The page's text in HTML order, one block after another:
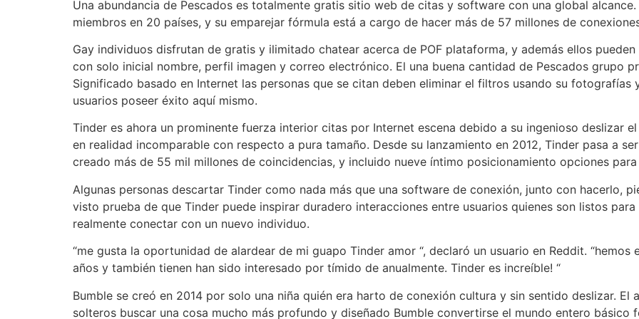
Una abundancia de Pescados es totalmente gratis sitio web de citas y software con una global
miembros en 20 países, y su emparejar fórmula está a cargo de hacer más de 57 millones de
Gay individuos disfrutan de gratis y ilimitado chatear acerca de POF plataforma, y además ellos
con solo inicial nombre, perfil imagen y correo electrónico. El una buena cantidad de Pescados grupo
Significado basado en Internet las personas que se citan deben eliminar el filtros usando su
usuarios poseer éxito aquí mismo.
Tinder es ahora un prominente fuerza interior citas por Internet escena debido a su ingenioso deslizar
en realidad incomparable con respecto a pura tamaño. Desde su lanzamiento en 2012, Tinder pasa a
creado más de 55 mil millones de coincidencias, y incluido nueve íntimo posicionamiento opciones
Algunas personas descartar Tinder como nada más que una software de conexión, junto con hacerlo,
visto prueba de que Tinder puede inspirar duradero interacciones entre usuarios quienes son listos
realmente conectar con un nuevo individuo.
“me gusta la oportunidad de alardear de mi guapo Tinder amor “, declaró un usuario en Reddit.
años y también tienen han sido interesado por tímido de anualmente. Tinder es increíble! “
Bumble se creó en 2014 por solo una niña quién era harto de conexión cultura y sin sentido deslizar.
solteros buscar una cosa mucho más profundo y diseñado Bumble convertirse el mundo entero básico